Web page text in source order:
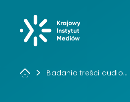
Badania treści audio...